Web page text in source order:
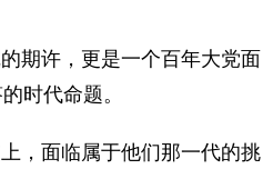
期许，更是一个百年大党面
时代命题。
，面临属于他们那一代的挑